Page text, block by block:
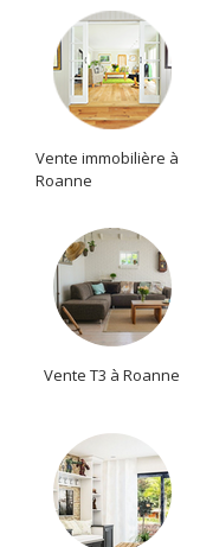
Vente immobilière à
Roanne
Vente T3 à Roanne